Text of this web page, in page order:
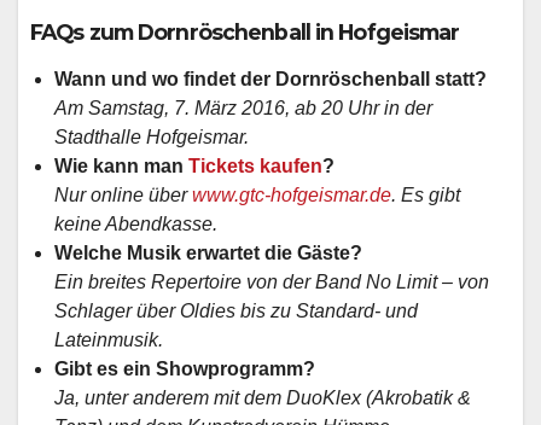
FAQs zum Dornröschenball in Hofgeismar
Wann und wo findet der Dornröschenball statt?
Am Samstag, 7. März 2016, ab 20 Uhr in der
Stadthalle Hofgeismar.
Wie kann man Tickets kaufen?
Nur online überwww.gtc-hofgeismar.de. Es gibt
keine Abendkasse.
Welche Musik erwartet die Gäste?
Ein breites Repertoire von der Band No Limit – von
Schlager über Oldies bis zu Standard- und
Lateinmusik.
Gibt es ein Showprogramm?
Ja, unter anderem mit dem DuoKlex (Akrobatik &